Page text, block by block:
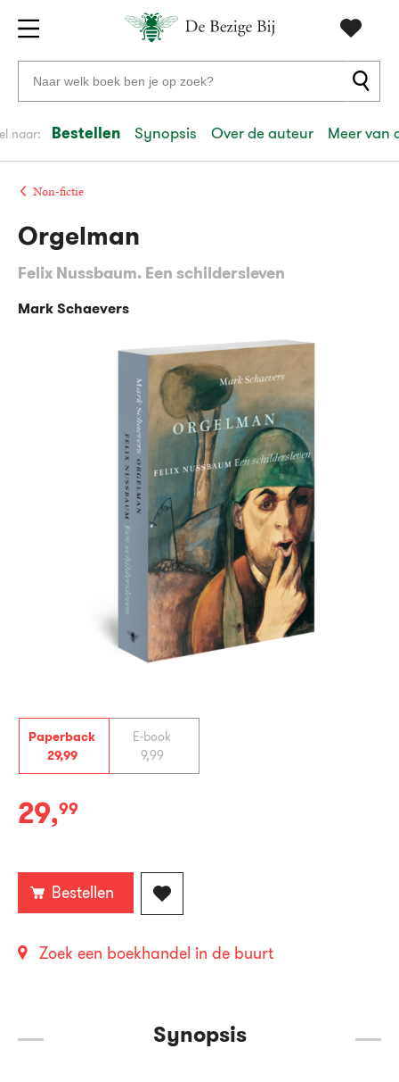
Gratis
verzending
vanaf
20
euro
Voor
23:59
volgendein
Veilig betalen
Gratis
retourneren
Zoeken
naar
auteurs
en
uitgevers
naar: Bestellen Synopsis Over de auteur Meer van
Non-fictie
Paperback
29,99
E-book
9,99
Paperback:
29,99
Bestellen
Zoek een boekhandel in de buurt
Orgelman
Felix Nussbaum. Een schildersleven
Mark Schaevers
Synopsis